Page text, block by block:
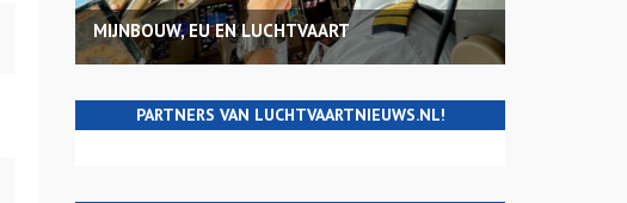
MIJNBOUW, EU EN LUCHTVAART
PARTNERS VAN LUCHTVAARTNIEUWS.NL!